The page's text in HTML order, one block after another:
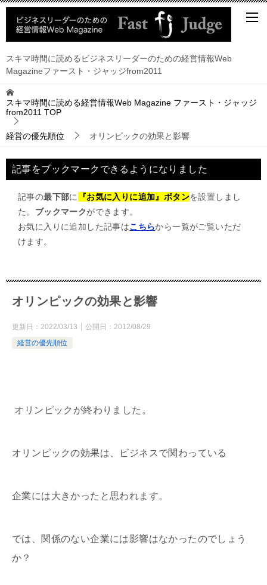
スキマ時間に読めるビジネスリーダーのための経営情報Web
Magazineファースト・ジャッジfrom2011
スキマ時間に読める経営情報Web Magazine ファースト・ジャッジ
from2011 TOP
経営の優先順位 オリンピックの効果と影響
記事をブックマークできるようになりました
記事の最下部に 『お気に入りに追加』ボタンを設置しまし
た。 ブックマークができます。
お気に入りに追加した記事はこちらから一覧がご覧いただ
けます。
オリンピックの効果と影響
更新日： 2022/03/13 公開日： 2012/08/29
経営の優先順位
オリンピックが終わりました。
オリンピックの効果は、ビジネスで関わっている
企業には大きかったと思われます。
では、関係のない企業には影響はなかったのでしょう
か？